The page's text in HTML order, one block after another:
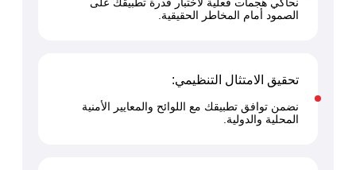
الصمود أمام المخاطر الحقيقية.
تحقيق الامتثال التنظيمي:
نضمن توافق تطبيقك مع اللوائح والمعايير الأمنية
المحلية والدولية.